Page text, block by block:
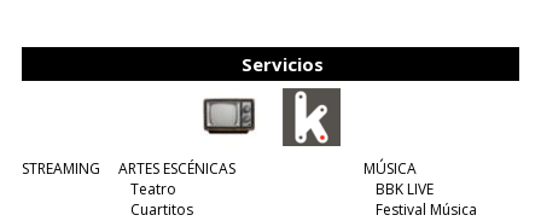
Servicios
STREAMING
ARTES ESCÉNICAS
Teatro
Cuartitos
MÚSICA
BBK LIVE
Festival Música